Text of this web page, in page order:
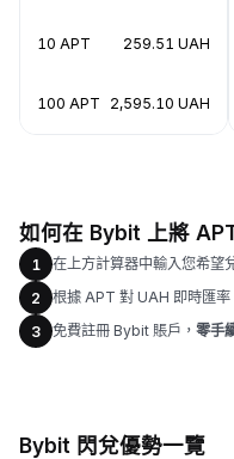
10 APT 259.51 UAH
100 APT 2,595.10 UAH
如何在 Bybit 上將
1
在上方計算器中輸入您希望
2
根據 APT 對 UAH 即時匯率
3
免費註冊 Bybit 賬戶， 零手
Bybit 閃兌優勢一覽